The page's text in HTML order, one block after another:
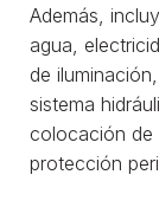
Además,
agua,
de
sistema
colocación de
protección